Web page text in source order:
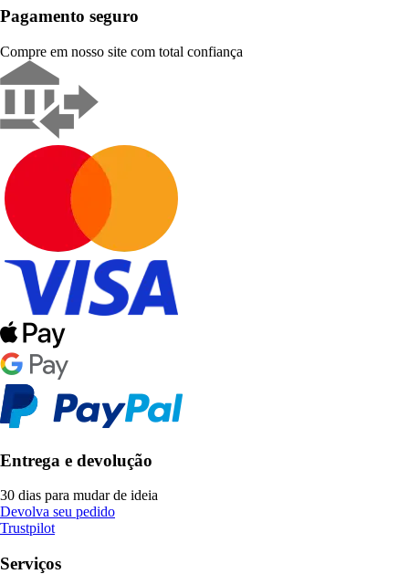
Pagamento seguro
Compre em nosso site com total confiança
Entrega e devolução
30 dias para mudar de ideia
Devolva seu pedido
Trustpilot
Serviços